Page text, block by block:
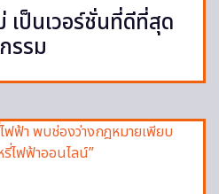
เป็นเวอร์ชั่นที่ดีที่สุด
รรม